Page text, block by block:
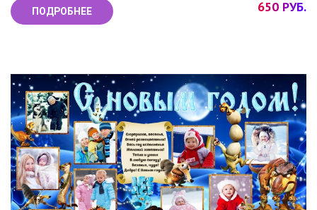
ПОДРОБНЕЕ 650 РУБ.